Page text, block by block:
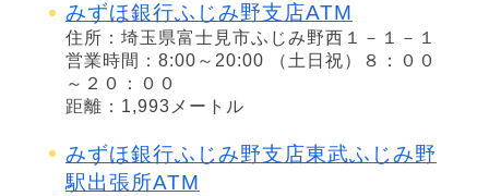
みずほ銀行ふじみ野支店ATM
住所：埼玉県富士見市ふじみ野西１－１－１
営業時間：8:00～20:00 （土日祝）８：００
～２０：００
距離：1,993メートル
みずほ銀行ふじみ野支店東武ふじみ野
駅出張所ATM